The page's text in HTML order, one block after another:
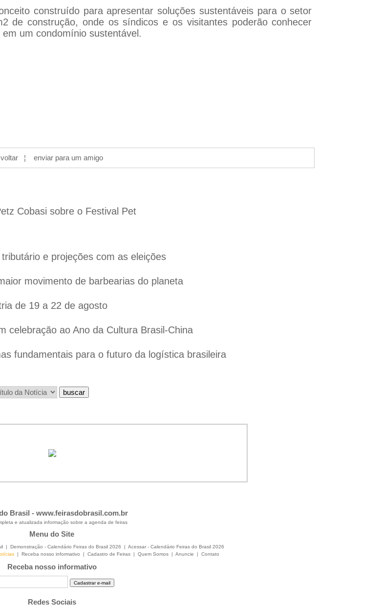
construído para apresentar soluções sustentáveis para o setor
de construção, onde os síndicos e os visitantes poderão conhecer
um condomínio sustentável.
voltar ¦ enviar para um amigo
Cobasi sobre o Festival Pet
e projeções com as eleições
movimento de barbearias do planeta
de 19 a 22 de agosto
celebração ao Ano da Cultura Brasil-China
fundamentais para o futuro da logística brasileira
Brasil - www.feirasdobrasil.com.br
e atualizada informação sobre a agenda de feiras
Menu do Site
| Demonstração - Calendário Feiras do Brasil 2026 | Acessar - Calendário Feiras do Brasil 2026
| Receba nosso informativo | Cadastro de Feiras | Quem Somos | Anuncie | Contato
Receba nosso informativo
Redes Sociais